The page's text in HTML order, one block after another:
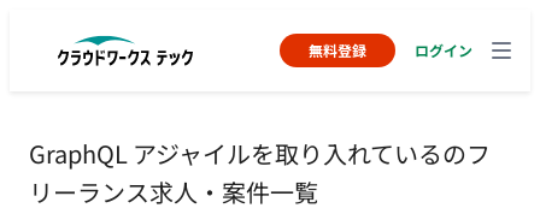
無料登録 ログイン
GraphQL アジャイルを取り入れているのフ
リーランス求人・案件一覧